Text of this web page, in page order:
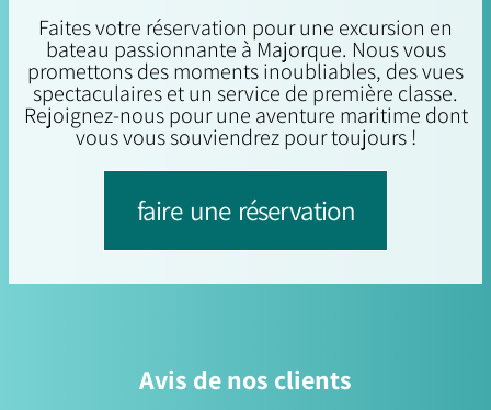
Faites votre réservation pour une excursion en
bateau passionnante à Majorque. Nous vous
promettons des moments inoubliables, des vues
spectaculaires et un service de première classe.
Rejoignez-nous pour une aventure maritime dont
vous vous souviendrez pour toujours !
faire une réservation
Avis de nos clients